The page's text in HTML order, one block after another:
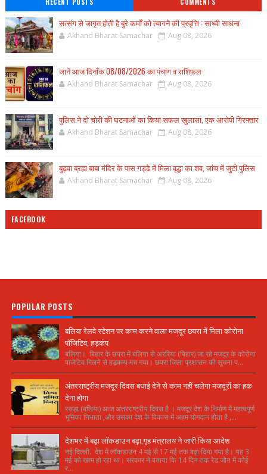
सत्संग से जागृत होती है बुरे कर्मों को त्यागने की प्रवृत्ति : साध्वी साधना
Akhand Bharat Samachar Aug 08, 2026
जानें आज दिनाँक 08/08/2026 का पंचांग व राशिफल
Akhand Bharat Samachar Aug 08, 2026
पुलिस ने दो चोरी की घटनाओं का किया सफल खुलासा, एक आरोपी गिरफ्तार
Akhand Bharat Samachar Aug 08, 2026
बुढ़वा ब्रह्म बाबा मंदिर के पास गड्ढे में मिला वृद्धा का शव, जांच में जुटी पुलिस
Akhand Bharat Samachar Aug 08, 2026
FACEBOOK
POPULAR POSTS
बलिया रेलवे स्टेशन पर काम करने वाला मजदूर छपरा में मिला कोरोना
पॉजिटिव, हड़कंप
बलिया। बिहार के छपरा में बलिया से अररिया (बिहार) जा रहे मजदूर के कोरोना
पाजेटिव मिलने से हड़कम्प मच गया। छपरा जिला प्रशासन की सूचना प...
अंतरराष्ट्रीय मजदूर दिवस बधाई देने से काम नहीं चलेगा मजदूरों का हक
देना होगा
रसड़ा (बलिया) आज अंतरराष्ट्रीय दिवस है । मजदूर देश के निर्माण में महत्वपूर्ण
भूमिका निभाता ,और उसका देश के विकास में अहम योगदान होता है ,...
देशभर में बढ़ा लॉकडाउन बढ़ा,गृह मंत्रालय ने जारी किया आदेश
नई दिल्ली. देश में लॉकडाउन 4 मई से 17 मई तक बढ़ा दिया गया है। यह 3
मई को खत्म हो रहा था। सरकार ने बताया कि 14 दिन तक रेड जोन में कोई
र...